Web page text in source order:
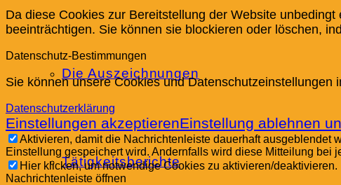
Die Auszeichnungen
Tätigkeitsberichte
Da diese Cookies zur Bereitstellung der Website
beeinträchtigen. Sie können sie blockieren oder löschen,
Datenschutz-Bestimmungen
Sie können unsere Cookies und
Datenschutzerklärung
Einstellungen akzeptierenEinstellung ablehnen
Aktivieren, damit die Nachrichtenleiste dauerhaft ausgeblendet
Einstellung gespeichert wird. Andernfalls wird diese Mitteilung bei
Hier klicken, um notwendige Cookies zu aktivieren/deaktivieren.
Nachrichtenleiste öffnen